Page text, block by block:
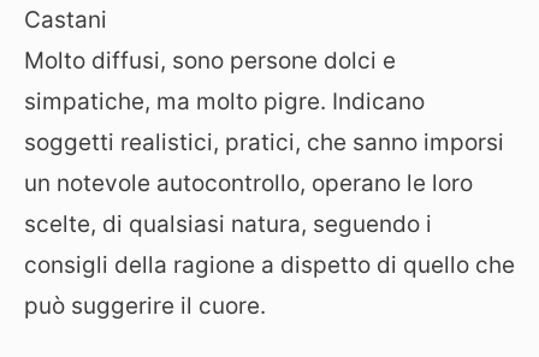
Castani
Molto diffusi, sono persone dolci e
simpatiche, ma molto pigre. Indicano
soggetti realistici, pratici, che sanno imporsi
un notevole autocontrollo, operano le loro
scelte, di qualsiasi natura, seguendo i
consigli della ragione a dispetto di quello che
può suggerire il cuore.